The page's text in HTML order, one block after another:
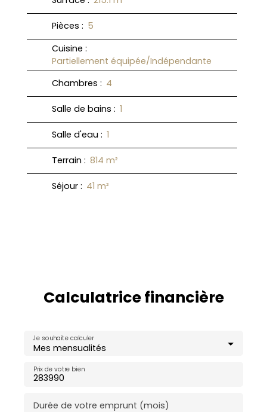
Pièces : 5
Cuisine :
Partiellement équipée/Indépendante
Chambres : 4
Salle de bains : 1
Salle d'eau : 1
Terrain : 814 m²
Séjour : 41 m²
Calculatrice financière
Mes mensualités
Je souhaite calculer
Prix de votre bien
Durée de votre emprunt (mois)